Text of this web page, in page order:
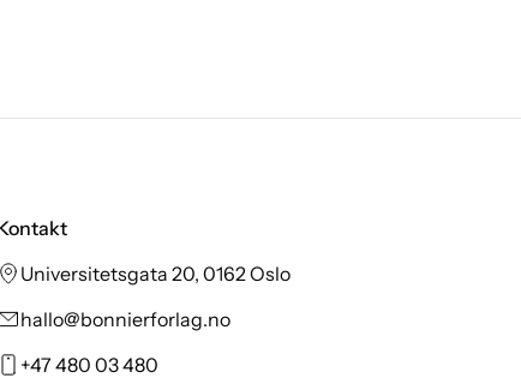
Universitetsgata 20, 0162 Oslo
hallo@bonnierforlag.no
+47 480 03 480